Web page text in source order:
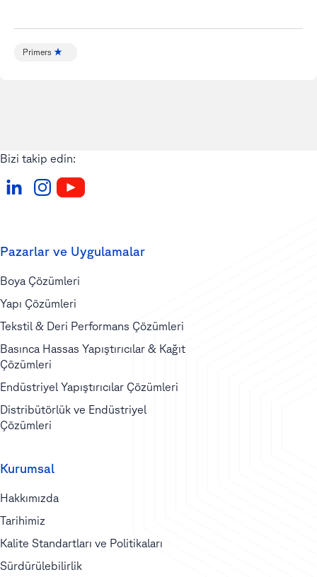
Primers
Bizi takip edin:
Pazarlar ve Uygulamalar
Boya Çözümleri
Yapı Çözümleri
Tekstil & Deri Performans Çözümleri
Basınca Hassas Yapıştırıcılar & Kağıt
Çözümleri
Endüstriyel Yapıştırıcılar Çözümleri
Distribütörlük ve Endüstriyel
Çözümleri
Kurumsal
Hakkımızda
Tarihimiz
Kalite Standartları ve Politikaları
Sürdürülebilirlik